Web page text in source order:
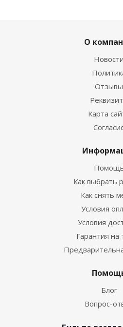
водных видов
О
Новости
Отзывы
Карта
Как выбрать
Как снять
Условия
Условия
Гарантия на
Блог
Вопрос-